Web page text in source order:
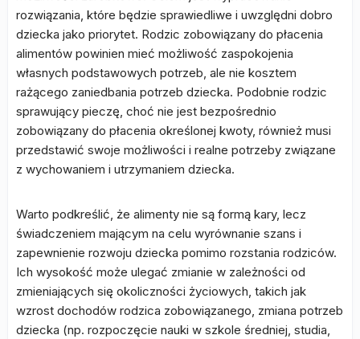
rozwiązania, które będzie sprawiedliwe i uwzględni dobro
dziecka jako priorytet. Rodzic zobowiązany do płacenia
alimentów powinien mieć możliwość zaspokojenia
własnych podstawowych potrzeb, ale nie kosztem
rażącego zaniedbania potrzeb dziecka. Podobnie rodzic
sprawujący pieczę, choć nie jest bezpośrednio
zobowiązany do płacenia określonej kwoty, również musi
przedstawić swoje możliwości i realne potrzeby związane
z wychowaniem i utrzymaniem dziecka.
Warto podkreślić, że alimenty nie są formą kary, lecz
świadczeniem mającym na celu wyrównanie szans i
zapewnienie rozwoju dziecka pomimo rozstania rodziców.
Ich wysokość może ulegać zmianie w zależności od
zmieniających się okoliczności życiowych, takich jak
wzrost dochodów rodzica zobowiązanego, zmiana potrzeb
dziecka (np. rozpoczęcie nauki w szkole średniej, studia,